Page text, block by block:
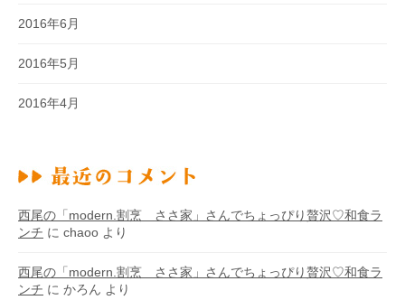
2016年6月
2016年5月
2016年4月
西尾の「modern.割烹 ささ家」さんでちょっぴり贅沢♡和食ラ
ンチ に chaoo より
西尾の「modern.割烹 ささ家」さんでちょっぴり贅沢♡和食ラ
ンチ に かろん より